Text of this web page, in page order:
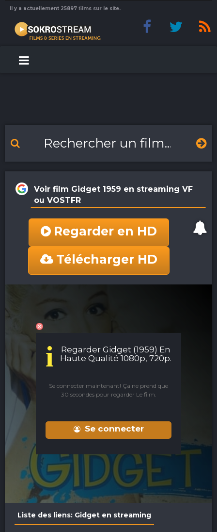
Il y a actuellement 25897 films sur le site.
Voir film Gidget 1959 en streaming VF
ou VOSTFR
Regarder en HD
Télécharger HD
i
Regarder Gidget (1959) En
Haute Qualité 1080p, 720p.
Se connecter maintenant! Ça ne prend que
30 secondes pour regarder Le film.
Se connecter
Liste des liens: Gidget en streaming